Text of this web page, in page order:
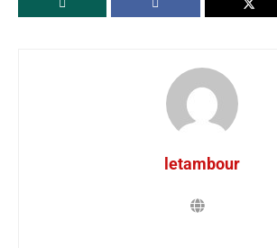
letambour